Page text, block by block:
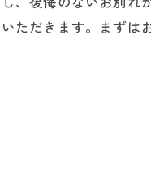
ただきます。まずは